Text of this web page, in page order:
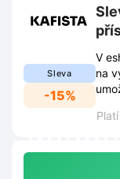
Sleva
-15%
V
na